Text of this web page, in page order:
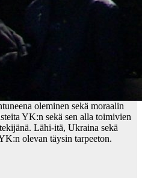
oleminen sekä moraalin
YK:n sekä sen alla toimivien
Lähi-itä, Ukraina sekä
olevan täysin tarpeeton.